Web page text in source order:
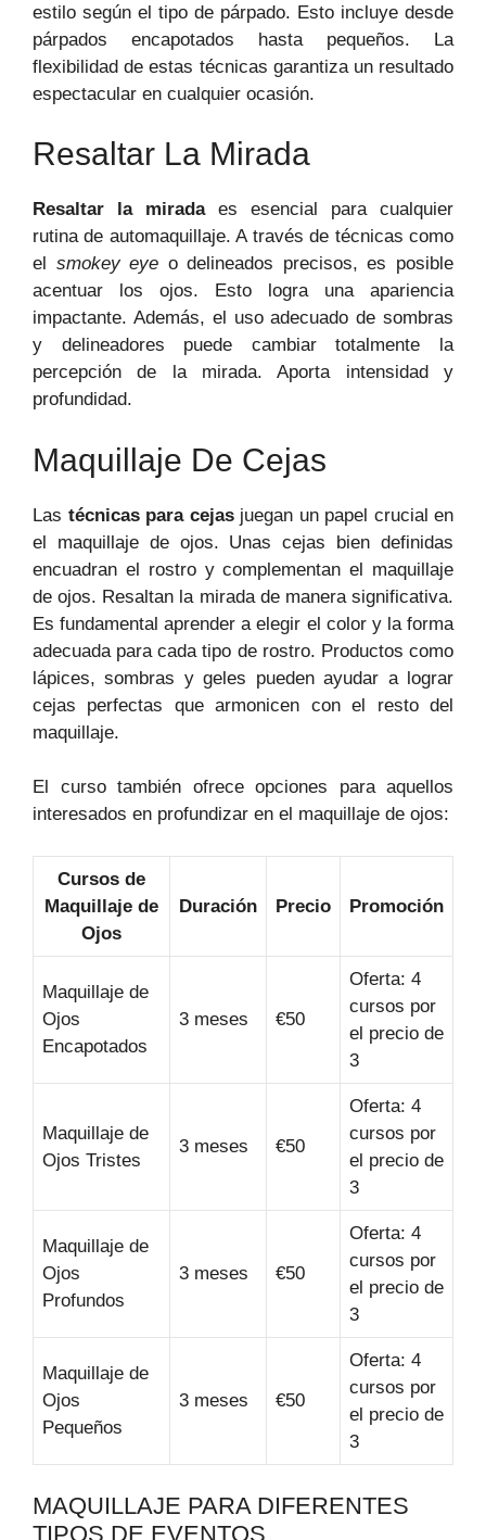
estilo según el tipo de párpado. Esto incluye desde
párpados encapotados hasta pequeños. La
flexibilidad de estas técnicas garantiza un resultado
espectacular en cualquier ocasión.
Resaltar La Mirada
Resaltar la miradaes esencial para cualquier
rutina de automaquillaje. A través de técnicas como
el smokey eye o delineados precisos, es posible
acentuar los ojos. Esto logra una apariencia
impactante. Además, el uso adecuado de sombras
y delineadores puede cambiar totalmente la
percepción de la mirada. Aporta intensidad y
profundidad.
Maquillaje De Cejas
Las técnicas para cejasjuegan un papel crucial en
el maquillaje de ojos. Unas cejas bien definidas
encuadran el rostro y complementan el maquillaje
de ojos. Resaltan la mirada de manera significativa.
Es fundamental aprender a elegir el color y la forma
adecuada para cada tipo de rostro. Productos como
lápices, sombras y geles pueden ayudar a lograr
cejas perfectas que armonicen con el resto del
maquillaje.
El curso también ofrece opciones para aquellos
interesados en profundizar en el maquillaje de ojos:
Cursos de
Maquillaje de
Ojos
Duración Precio Promoción
Maquillaje de
Ojos
Encapotados
3 meses €50
Oferta: 4
cursos por
el precio de
3
Maquillaje de
Ojos Tristes
3 meses €50
Oferta: 4
cursos por
el precio de
3
Maquillaje de
Ojos
Profundos
3 meses €50
Oferta: 4
cursos por
el precio de
3
Maquillaje de
Ojos
Pequeños
3 meses €50
Oferta: 4
cursos por
el precio de
3
MAQUILLAJE PARA DIFERENTES
TIPOS DE EVENTOS